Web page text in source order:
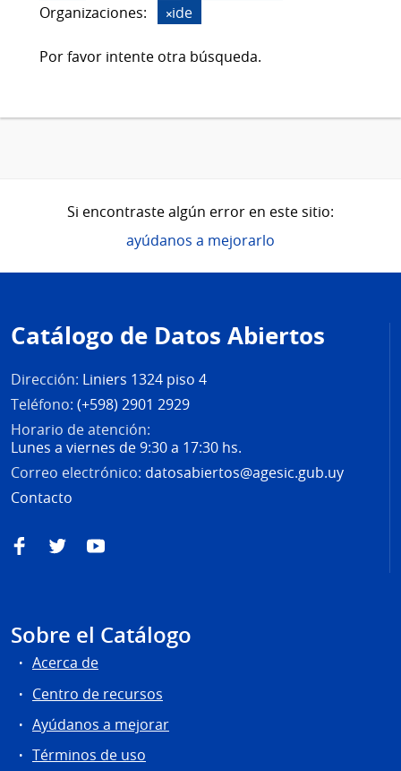
Organizaciones:
ide
Por favor intente otra búsqueda.
Si encontraste algún error en este sitio:
ayúdanos a mejorarlo
de
página
Catálogo de Datos Abiertos
Dirección: Liniers 1324 piso 4
Teléfono: (+598) 2901 2929
Horario de atención:
Lunes a viernes de 9:30 a 17:30 hs.
Correo electrónico: datosabiertos@agesic.gub.uy
Contacto
FacebookTwitterYouTube
Sobre el Catálogo
Acerca de
Centro de recursos
Ayúdanos a mejorar
Términos de uso